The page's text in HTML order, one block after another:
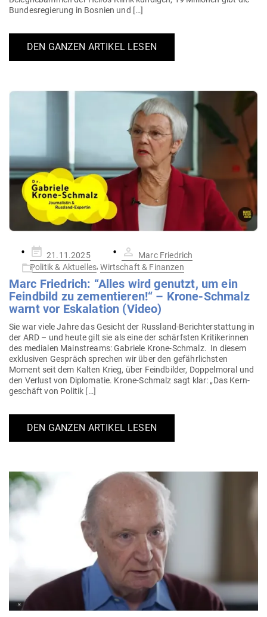
Bun­des­re­gierung in Bosnien und […]
DEN GANZEN ARTIKEL LESEN
Gepostet
am
21.11.2025
Marc Friedrich
Politik & Aktuelles,Wirtschaft & Finanzen
Marc Friedrich: “Alles wird genutzt, um ein
Feindbild zu zemen­tieren!“ – Krone-Schmalz
warnt vor Eska­lation (Video)
Sie war viele Jahre das Gesicht der Russland-Berich­t­­er­stattung in
der ARD – und heute gilt sie als eine der schärfsten Kri­ti­ke­rinnen
des medialen Main­streams: Gabriele Krone-Schmalz. In diesem
exklu­siven Gespräch sprechen wir über den gefähr­lichsten
Moment seit dem Kalten Krieg, über Feind­bilder, Dop­pel­moral und
den Verlust von Diplo­matie. Krone-Schmalz sagt klar: „Das Kern­
ge­schäft von Politik […]
DEN GANZEN ARTIKEL LESEN